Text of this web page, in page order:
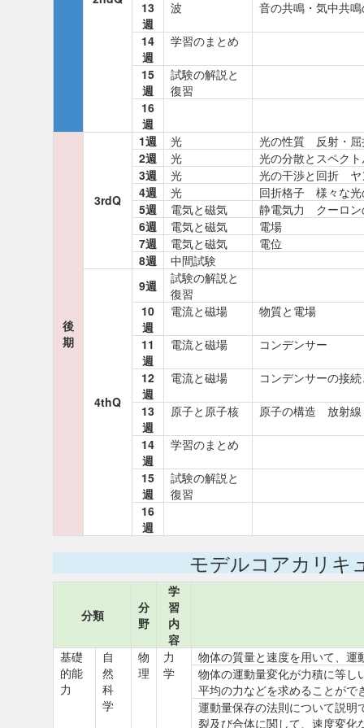
13
週
波 音の共鳴・気中共
14
週
学習のまとめ
15
週
試験の解説と
復習
16
週
後
期
3rdQ
1週 光
光の性質 反射・屈
2週
光
光の分散とスペク
3週
光
光の干渉と回折 ヤ
4週
光
回折格子 様々な光
5週
電気と磁気
静電気力 クーロン
6週
電気と磁気
電場
7週
電気と磁気
電位
8週
中間試験
4thQ
9週
試験の解説と
復習
10
週
電流と磁場 物質と電場
11
週
電流と磁場 コンデンサー
12
週
電流と磁場 コンデンサーの接
13
週
原子と原子核 原子の構造 放射線
14
週
学習のまとめ
15
週
試験の解説と
復習
16
週
モデルコアカリキ
分類
分
野
学
習
内
容
基礎
的能
力
自
然
科
学
物
理
力
学
物体の質量と速度を用いて、運
物体の運動量変化が力積に等し
平均の力などを求めることがで
運動量保存の法則について説明
裂及び合体に関して、速度変化